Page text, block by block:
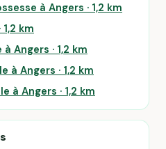
à Angers · 1,2 km
km
Angers · 1,2 km
à Angers · 1,2 km
à Angers · 1,2 km